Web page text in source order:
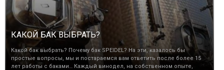
КАКОЙ БАК ВЫБРАТЬ?
Какой бак выбрать? Почему бак SPEIDEL? На эти, казалось бы
простые вопросы, мы и постараемся вам ответить после более 15
лет работы с баками… Каждый винодел, на собственном опыте,